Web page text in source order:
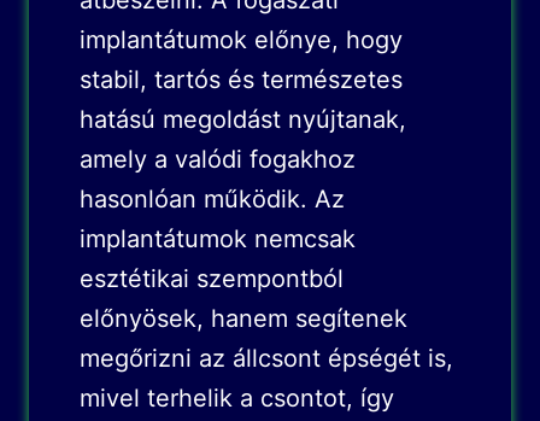
implantátumok előnye, hogy
stabil, tartós és természetes
hatású megoldást nyújtanak,
amely a valódi fogakhoz
hasonlóan működik. Az
implantátumok nemcsak
esztétikai szempontból
előnyösek, hanem segítenek
megőrizni az állcsont épségét is,
mivel terhelik a csontot, így